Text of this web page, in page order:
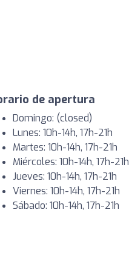
de apertura
Domingo: (closed)
Lunes: 10h-14h, 17h-21h
Martes: 10h-14h, 17h-21h
Miércoles: 10h-14h, 17h-21h
Jueves: 10h-14h, 17h-21h
Viernes: 10h-14h, 17h-21h
Sábado: 10h-14h, 17h-21h